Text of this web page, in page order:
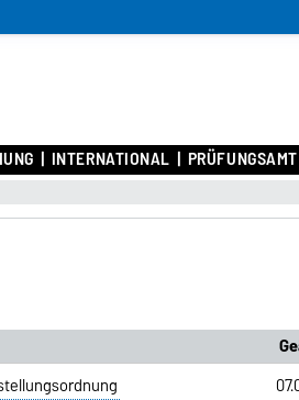
INTERNATIONAL PRÜFUNGSAMT